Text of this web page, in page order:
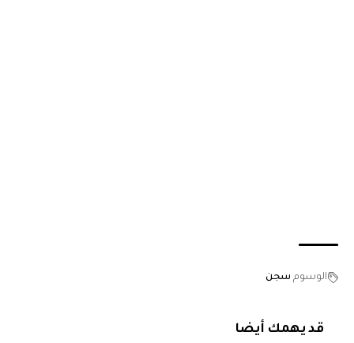
الوسوم سجن
قد يهمك أيضا